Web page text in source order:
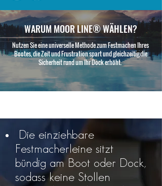
WARUM MOOR LINE® WÄHLEN?
Nutzen Sie eine universelle Methode zum Festmachen Ihres
Bootes, die Zeit und Frustration spart und gleichzeitig die
Sicherheit rund um Ihr Dock erhöht.
Die einziehbare
Festmacherleine sitzt
bündig am Boot oder Dock,
sodass keine Stollen